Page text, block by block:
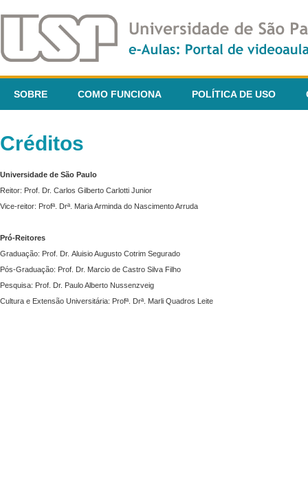
SOBRE COMO FUNCIONA POLÍTICA DE USO
Créditos
Universidade de São Paulo
Reitor: Prof. Dr. Carlos Gilberto Carlotti Junior
Vice-reitor: Profª. Drª. Maria Arminda do Nascimento Arruda
Pró-Reitores
Graduação: Prof. Dr. Aluisio Augusto Cotrim Segurado
Pós-Graduação: Prof. Dr. Marcio de Castro Silva Filho
Pesquisa: Prof. Dr. Paulo Alberto Nussenzveig
Cultura e Extensão Universitária: Profª. Drª. Marli Quadros Leite